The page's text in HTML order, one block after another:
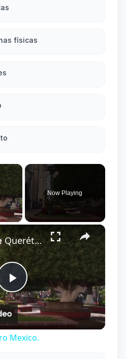
físicas
×
Video
Now Playing
×
Play
Video
Santiago de Querétaro Mexico.
Mexico.